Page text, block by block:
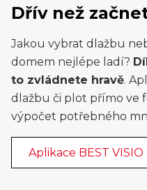
Dřív než
Jakou vybrat dlažbu
domem nejlépe ladí?
to zvládnete hravě.
dlažbu či plot přímo ve
výpočet potřebného
Aplikace BEST VISIO